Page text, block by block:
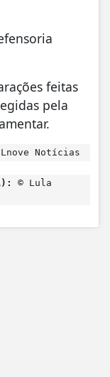
feitas
pela
Notícias
© Lula